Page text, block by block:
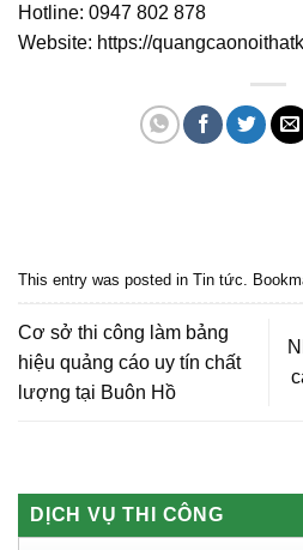
Hotline: 0947 802 878
Website: https://
This entry was posted in Tin tức.
Cơ sở thi công làm bảng
hiệu quảng cáo uy tín chất
lượng tại Buôn Hồ
DỊCH VỤ THI CÔNG